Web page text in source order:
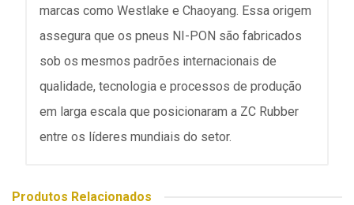
marcas como Westlake e Chaoyang. Essa origem
assegura que os pneus NI-PON são fabricados
sob os mesmos padrões internacionais de
qualidade, tecnologia e processos de produção
em larga escala que posicionaram a ZC Rubber
entre os líderes mundiais do setor.
Produtos Relacionados